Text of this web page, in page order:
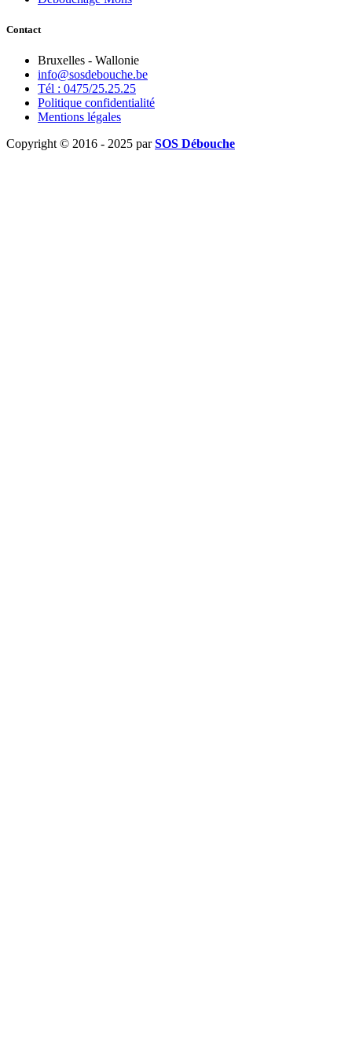
Contact
Bruxelles - Wallonie
info@sosdebouche.be
Tél : 0475/25.25.25
Politique confidentialité
Mentions légales
Copyright © 2016 - 2025 parSOS Débouche